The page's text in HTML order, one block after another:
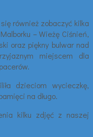
również zobaczyć kilka
– Wieżę Ciśnień,
oraz piękny bulwar nad
miejscem dla
dzieciom wycieczkę,
na długo.
kilku zdjęć z naszej